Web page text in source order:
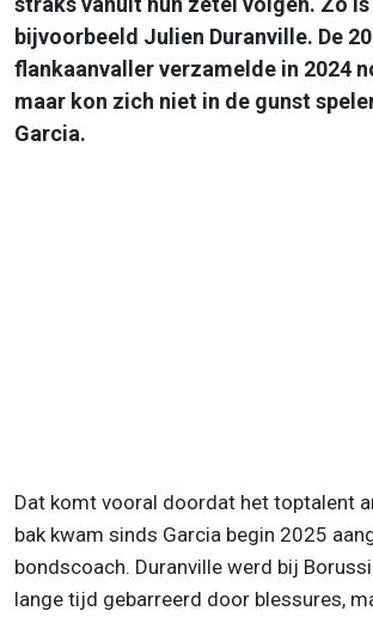
bijvoorbeeld Julien Duranville. De
flankaanvaller verzamelde in 2024
maar kon zich niet in de gunst
Garcia.
Dat komt vooral doordat het toptalent
bak kwam sinds Garcia begin 2025
bondscoach. Duranville werd bij
lange tijd gebarreerd door blessures,